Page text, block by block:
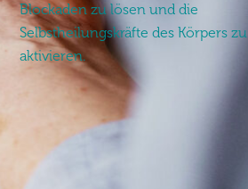
Blockaden zu lösen und die
Selbstheilungskräfte des Körpers zu
aktivieren.